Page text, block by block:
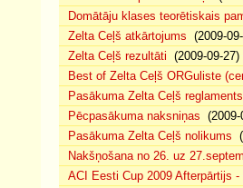
Domātāju klases teorētiskais
Zelta Ceļš atkārtojums (2009-
Zelta Ceļš rezultāti (2009-09-27)
Best of Zelta Ceļš ORGuliste
Pasākuma Zelta Ceļš reglaments
Pēcpasākuma naksniņas (2009-
Pasākuma Zelta Ceļš nolikums
Nakšņošana no 26. uz
ACI Eesti Cup 2009 Afterpārtijs -